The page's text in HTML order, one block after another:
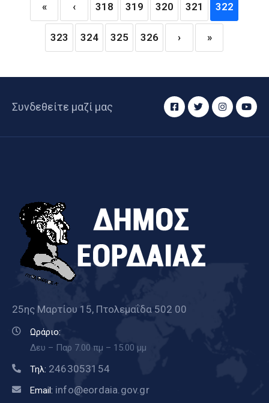
« ‹ 318 319 320 321 322
323 324 325 326 › »
Συνδεθείτε μαζί μας
25ης Μαρτίου 15, Πτολεμαΐδα 502 00
Ωράριο:
Δευ – Παρ 7.00 πμ – 15.00 μμ
Τηλ: 2463053154
Email: info@eordaia.gov.gr